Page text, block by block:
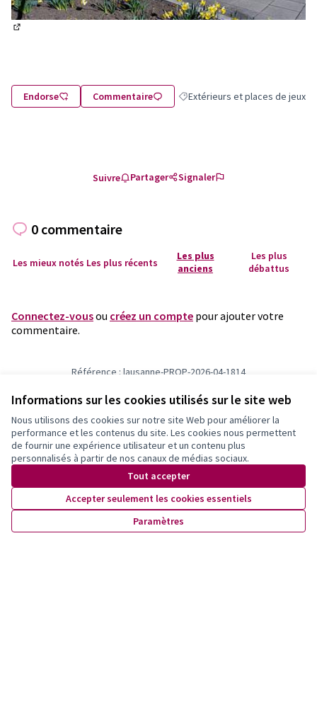
Informations sur les cookies utilisés sur le site web
Nous utilisons des cookies sur notre site Web pour améliorer la
performance et les contenus du site. Les cookies nous permettent
de fournir une expérience utilisateur et un contenu plus
personnalisés à partir de nos canaux de médias sociaux.
Tout accepter
Accepter seulement les cookies essentiels
Paramètres
Endorse Commentaire Filtrer les résultats de la
Extérieurs et places de jeux
Suivre Partager Signaler
0 commentaire
Les mieux notés Les plus récents
Les plus
anciens
Les plus
débattus
Connectez-vousou créez un compte pour ajouter votre
commentaire.
Référence : lausanne-PROP-2026-04-1814
Vérifiez l'empreinte numérique
Newsletter
Inscrivez-vous pour être tenu·e au courant de nos activités!